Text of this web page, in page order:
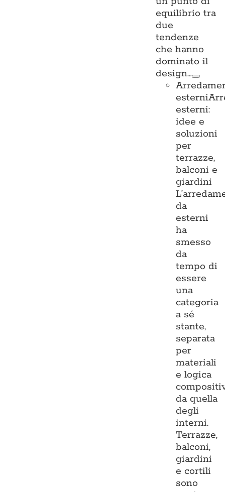
equilibrio tra
due
tendenze
che hanno
dominato il
design…
esterni
esterni:
idee e
soluzioni
per
terrazze,
balconi e
giardini
da
esterni
ha
smesso
da
tempo di
essere
una
categoria
a sé
stante,
separata
per
materiali
e logica
da quella
degli
interni.
Terrazze,
balconi,
giardini
e cortili
sono